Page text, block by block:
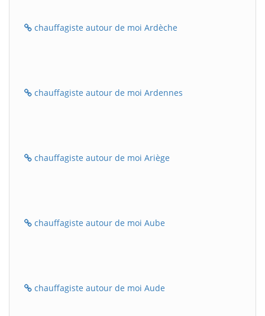
chauffagiste autour de moi Ardèche
chauffagiste autour de moi Ardennes
chauffagiste autour de moi Ariège
chauffagiste autour de moi Aube
chauffagiste autour de moi Aude